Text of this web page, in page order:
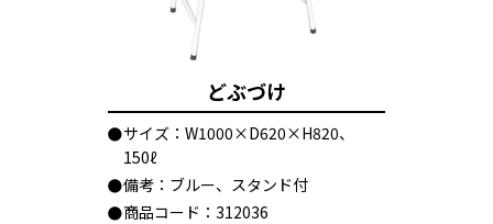
どぶづけ
サイズ：W1000×D620×H820、
150ℓ
備考：ブルー、スタンド付
商品コード：312036